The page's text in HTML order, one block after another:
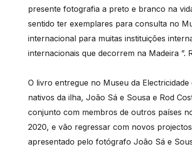
presente fotografia a preto e branco na
sentido ter exemplares para consulta no
internacional para muitas instituições
internacionais que decorrem na Madeira ”.
O livro entregue no Museu da
nativos da ilha, João Sá e Sousa e Rod
conjunto com membros de outros países
2020, e vão regressar com novos
apresentado pelo fotógrafo João Sá e